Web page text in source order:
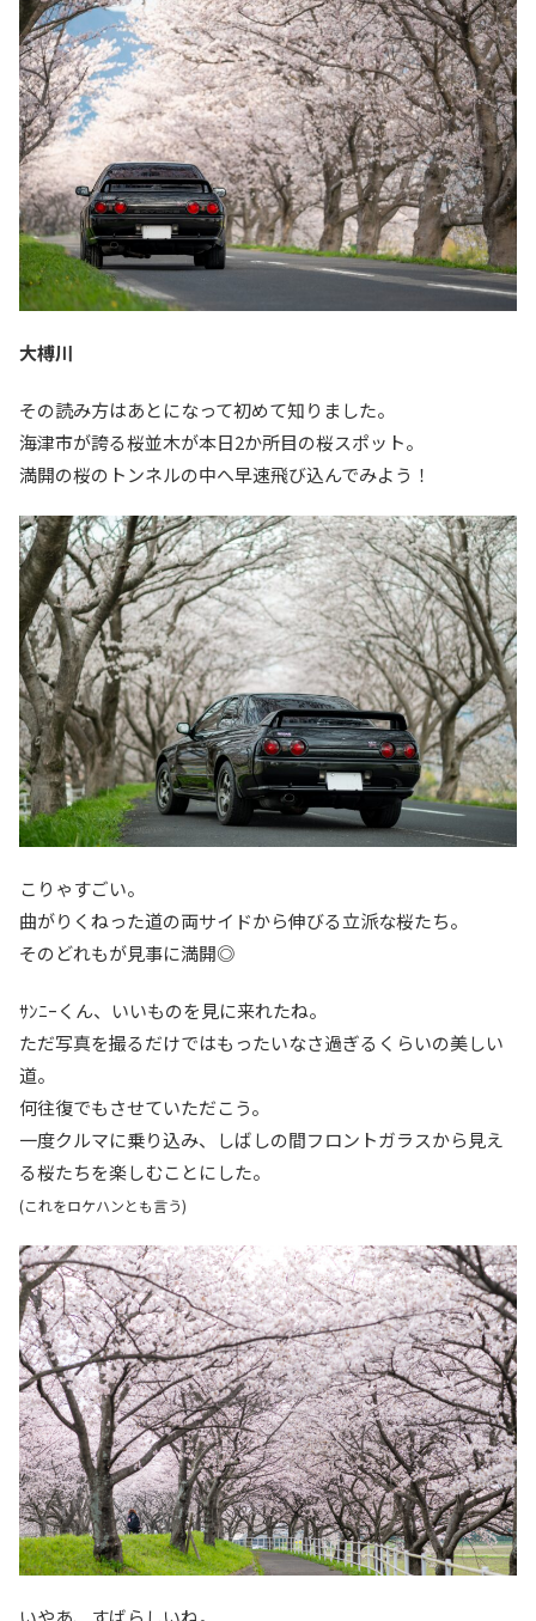
大榑川
その読み方はあとになって初めて知りました。
海津市が誇る桜並木が本日2か所目の桜スポット。
満開の桜のトンネルの中へ早速飛び込んでみよう！
こりゃすごい。
曲がりくねった道の両サイドから伸びる立派な桜たち。
そのどれもが見事に満開◎
ｻﾝﾆｰくん、いいものを見に来れたね。
ただ写真を撮るだけではもったいなさ過ぎるくらいの美しい
道。
何往復でもさせていただこう。
一度クルマに乗り込み、しばしの間フロントガラスから見え
る桜たちを楽しむことにした。
(これをロケハンとも言う)